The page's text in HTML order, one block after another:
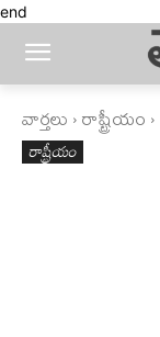
end
వార్తలు రాష్ట్రీయం
రాష్ట్రీయం